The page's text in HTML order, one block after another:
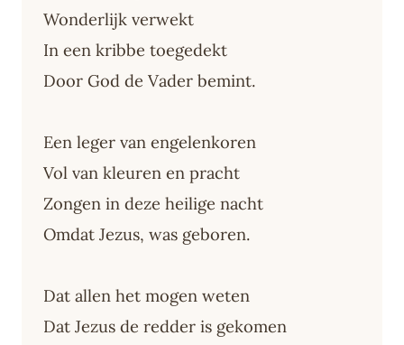
Wonderlijk verwekt
In een kribbe toegedekt
Door God de Vader bemint.
Een leger van engelenkoren
Vol van kleuren en pracht
Zongen in deze heilige nacht
Omdat Jezus, was geboren.
Dat allen het mogen weten
Dat Jezus de redder is gekomen